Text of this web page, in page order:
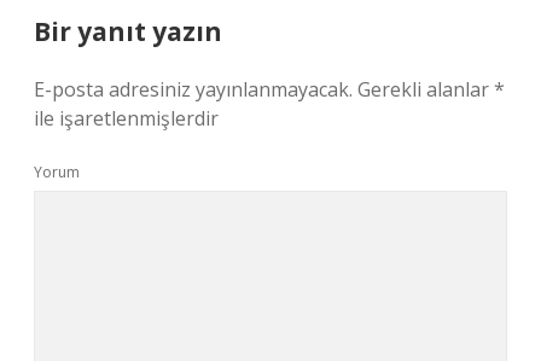
Bir yanıt yazın
E-posta adresiniz yayınlanmayacak. Gerekli alanlar*
ile işaretlenmişlerdir
Yorum